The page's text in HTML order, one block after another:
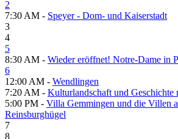
2
7:30 AM - Speyer - Dom- und Kaiserstadt
3
4
5
8:30 AM - Wieder eröffnet! Notre-Dame in
6
12:00 AM - Wendlingen
7:20 AM - Kulturlandschaft und Geschichte
5:00 PM - Villa Gemmingen und die Villen
Reinsburghügel
7
8